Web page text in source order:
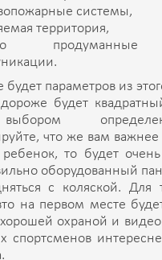
системы,
территория,
продуманные
параметров из
будет
что же вам важнее
то будет
оборудованный
с коляской. Для
на первом месте
хорошей охраной и
спортсменов